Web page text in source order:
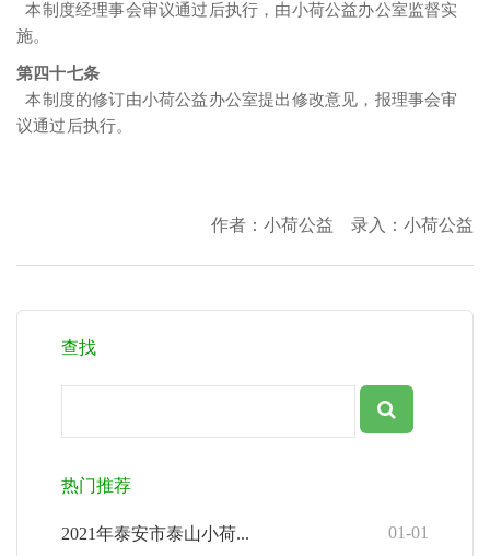
本制度经理事会审议通过后执行，由小荷公益办公室监督实
施。
第四十七条
本制度的修订由小荷公益办公室提出修改意见，报理事会审
议通过后执行。
作者：小荷公益 录入：小荷公益
查找
热门推荐
2021年泰安市泰山小荷...
01-01